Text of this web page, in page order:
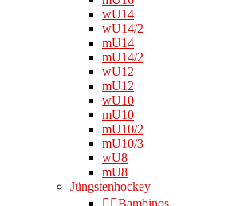
wU14
wU14/2
mU14
mU14/2
wU12
mU12
wU10
mU10
mU10/2
mU10/3
wU8
mU8
Jüngstenhockey